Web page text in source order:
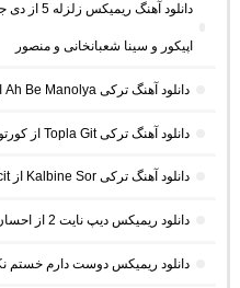
دانلود
اپیکور و سینا شعبانخانی و منصور
دانلود آهنگ ترکی Ah Be Manolya از بوراک بولوت
دانلود آهنگ ترکی Topla Git از کورتولوش کوش
دانلود آهنگ ترکی Kalbine Sor از Bahadır Macit و Tunahan Sakar
دانلود ریمیکس دیپ نایت 2 از احسان رمزی (ریمیکس طولانی غمگین)
دانلود ریمیکس دوست دارم خستم